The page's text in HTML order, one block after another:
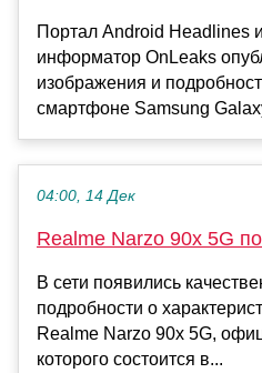
Портал Android Headlines
информатор OnLeaks
изображения и
смартфоне Samsung
04:00, 14 Дек
Realme Narzo 90x 5G
В сети появились
подробности о
Realme Narzo 90x 5G,
которого состоится в...